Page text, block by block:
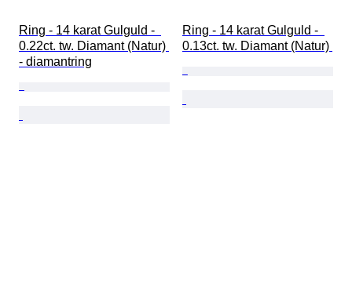
Ring - 14 karat Gulguld -
0.22ct. tw. Diamant (Natur)
- diamantring
Ring - 14 karat Gulguld -
0.13ct. tw. Diamant (Natur)